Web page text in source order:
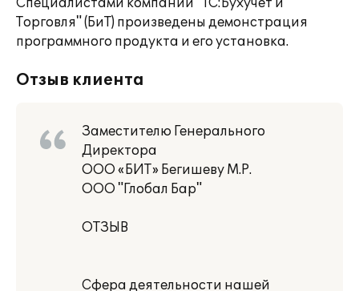
Специалистами компании "1С:Бухучет и
Торговля" (БиТ) произведены демонстрация
программного продукта и его установка.
Отзыв клиента
Заместителю Генерального
Директора
ООО «БИТ» Бегишеву М.Р.
ООО "Глобал Бар"
ОТЗЫВ
Сфера деятельности нашей